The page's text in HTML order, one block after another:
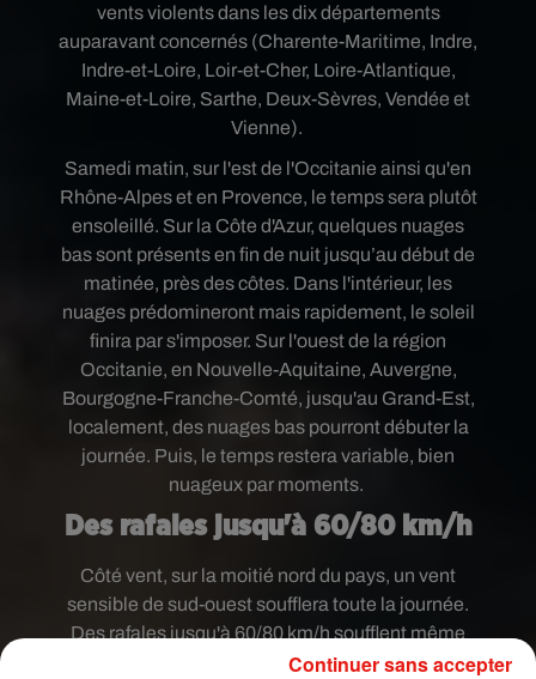
vents violents dans les dix départements
auparavant concernés (Charente-Maritime, Indre,
Indre-et-Loire, Loir-et-Cher, Loire-Atlantique,
Maine-et-Loire, Sarthe, Deux-Sèvres, Vendée et
Vienne).
Samedi matin, sur l'est de l'Occitanie ainsi qu'en
Rhône-Alpes et en Provence, le temps sera plutôt
ensoleillé. Sur la Côte d'Azur, quelques nuages
bas sont présents en fin de nuit jusqu’au début de
matinée, près des côtes. Dans l'intérieur, les
nuages prédomineront mais rapidement, le soleil
finira par s'imposer. Sur l'ouest de la région
Occitanie, en Nouvelle-Aquitaine, Auvergne,
Bourgogne-Franche-Comté, jusqu'au Grand-Est,
localement, des nuages bas pourront débuter la
journée. Puis, le temps restera variable, bien
nuageux par moments.
Des rafales jusqu'à 60/80 km/h
Côté vent, sur la moitié nord du pays, un vent
sensible de sud-ouest soufflera toute la journée.
Des rafales jusqu'à 60/80 km/h soufflent même
sur les côtes de Manche, de la Seine-Maritime
Continuer sans accepter